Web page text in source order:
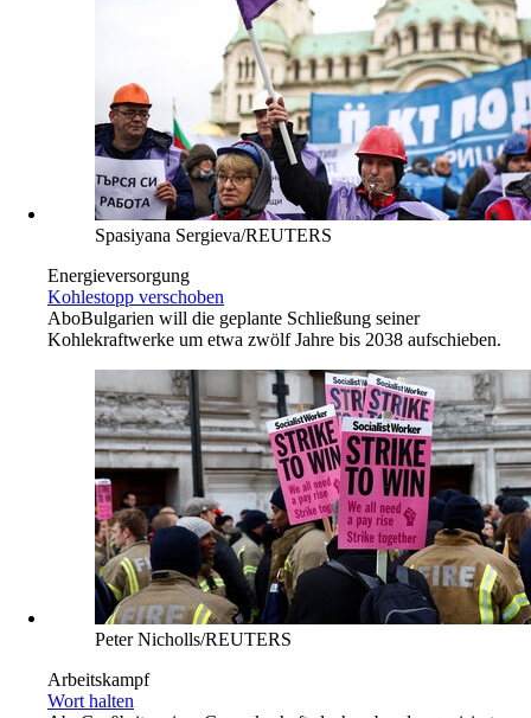
Spasiyana Sergieva/REUTERS
Energieversorgung
Kohlestopp verschoben
AboBulgarien will die geplante Schließung seiner
Kohlekraftwerke um etwa zwölf Jahre bis 2038 aufschieben.
Peter Nicholls/REUTERS
Arbeitskampf
Wort halten